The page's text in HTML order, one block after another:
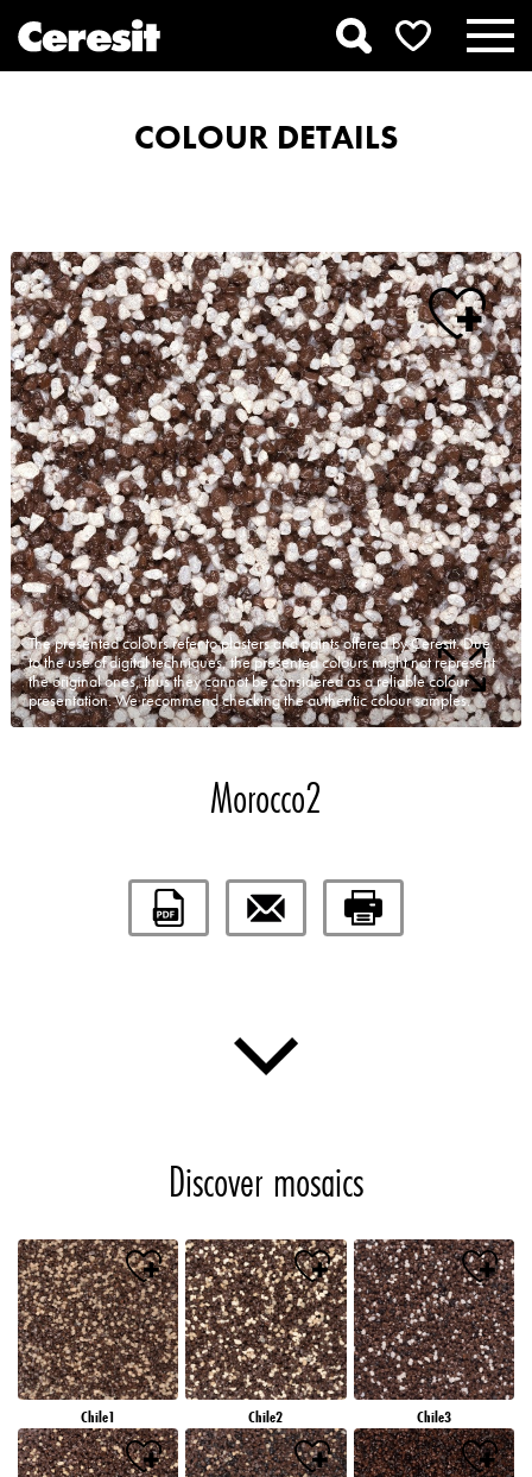
COLOUR DETAILS
The presented colours refer to plasters and paints offered by Ceresit. Due
to the use of digital techniques, the presented colours might not represent
the original ones, thus they cannot be considered as a reliable colour
presentation. We recommend checking the authentic colour samples.
Morocco2
Discover mosaics
Chile1 Chile2 Chile3